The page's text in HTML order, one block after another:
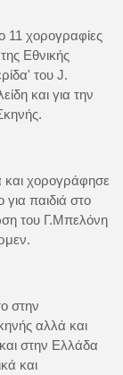
11 χορογραφίες
Εθνικής
του J.
και για την
και χορογράφησε
παιδιά στο
του Γ.Μπελόνη
στην
αλλά και
στην Ελλάδα
και